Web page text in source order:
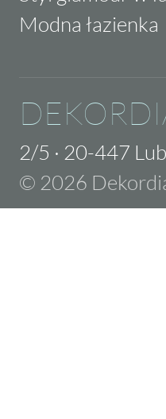
Modna łazienka
2/5 · 20-447
© 2026